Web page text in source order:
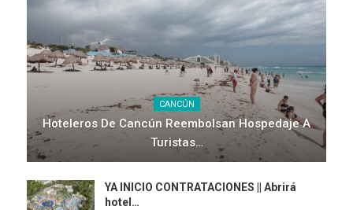
CANCÚN
Hoteleros De Cancún Reembolsan Hospedaje A
Turistas…
YA INICIO CONTRATACIONES || Abrirá
hotel…